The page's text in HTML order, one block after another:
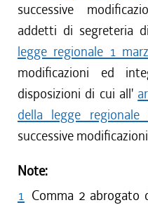
successive
addetti di segreteria
legge regionale 1
modificazioni ed
disposizioni di cui all'
della legge
successive
Note:
1 Comma 2 abrogato